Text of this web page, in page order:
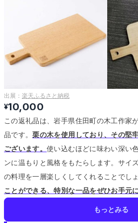
出展： 楽天ふるさと納税
¥10,000
この返礼品は、岩手県住田町の木工作家
品です。栗の木を使用しており、その堅
ございます。使い込むほどに味わい深い
ンに温もりと風格をもたらします。 サイ
の料理を一層楽しくしてくれることでしょ
ことができる、特別な一品をぜひお手元に
もっとみる